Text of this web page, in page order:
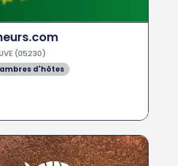
(05230)
d'hôtes